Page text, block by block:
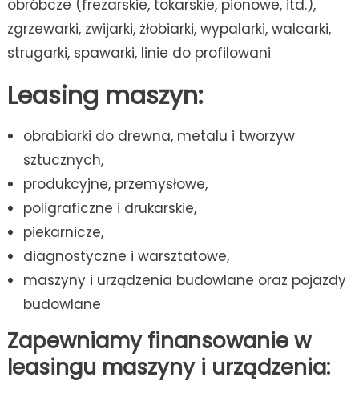
obróbcze (frezarskie, tokarskie, pionowe, itd.),
zgrzewarki, zwijarki, żłobiarki, wypalarki, walcarki,
strugarki, spawarki, linie do profilowani
Leasing maszyn:
obrabiarki do drewna, metalu i tworzyw
sztucznych,
produkcyjne, przemysłowe,
poligraficzne i drukarskie,
piekarnicze,
diagnostyczne i warsztatowe,
maszyny i urządzenia budowlane oraz pojazdy
budowlane
Zapewniamy finansowanie w
leasingu maszyny i urządzenia: